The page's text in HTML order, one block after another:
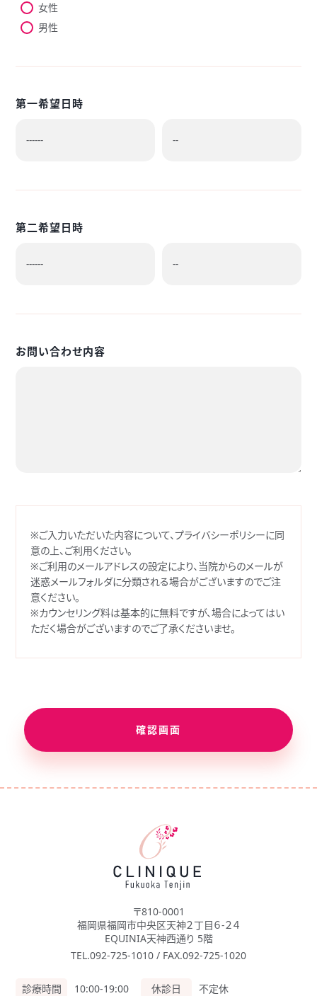
女性
男性
第一希望日時
第二希望日時
お問い合わせ内容
※ご入力いただいた内容について、プライバシーポリシーに同
意の上、ご利用ください。
※ご利用のメールアドレスの設定により、当院からのメールが
迷惑メールフォルダに分類される場合がございますのでご注
意ください。
※カウンセリング料は基本的に無料ですが、場合によってはい
ただく場合がございますのでご了承くださいませ。
確認画面
〒810-0001
福岡県福岡市中央区天神２丁目６-２４
EQUINIA天神西通り 5階
TEL.092-725-1010 / FAX.092-725-1020
診療時間 10:00-19:00 休診日 不定休